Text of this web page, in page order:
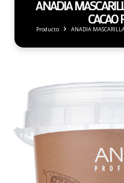
ANADIA
CACAO
Producto ANADIA MASCARILLA